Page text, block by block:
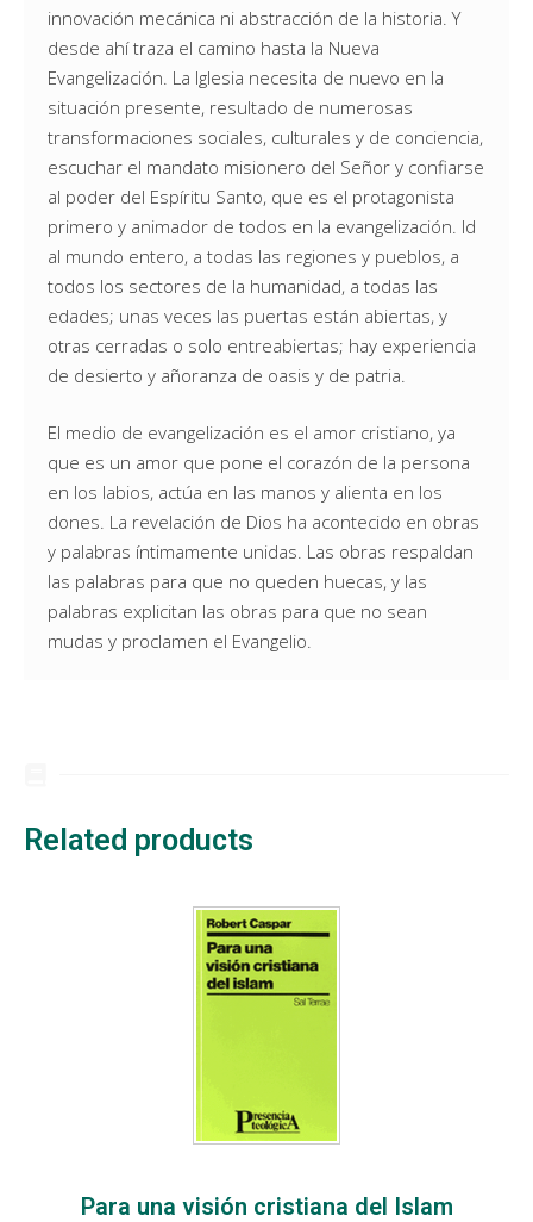
innovación mecánica ni abstracción de la historia. Y
desde ahí traza el camino hasta la Nueva
Evangelización. La Iglesia necesita de nuevo en la
situación presente, resultado de numerosas
transformaciones sociales, culturales y de conciencia,
escuchar el mandato misionero del Señor y confiarse
al poder del Espíritu Santo, que es el protagonista
primero y animador de todos en la evangelización. Id
al mundo entero, a todas las regiones y pueblos, a
todos los sectores de la humanidad, a todas las
edades; unas veces las puertas están abiertas, y
otras cerradas o solo entreabiertas; hay experiencia
de desierto y añoranza de oasis y de patria.
El medio de evangelización es el amor cristiano, ya
que es un amor que pone el corazón de la persona
en los labios, actúa en las manos y alienta en los
dones. La revelación de Dios ha acontecido en obras
y palabras íntimamente unidas. Las obras respaldan
las palabras para que no queden huecas, y las
palabras explicitan las obras para que no sean
mudas y proclamen el Evangelio.
Related products
Para una visión cristiana del Islam